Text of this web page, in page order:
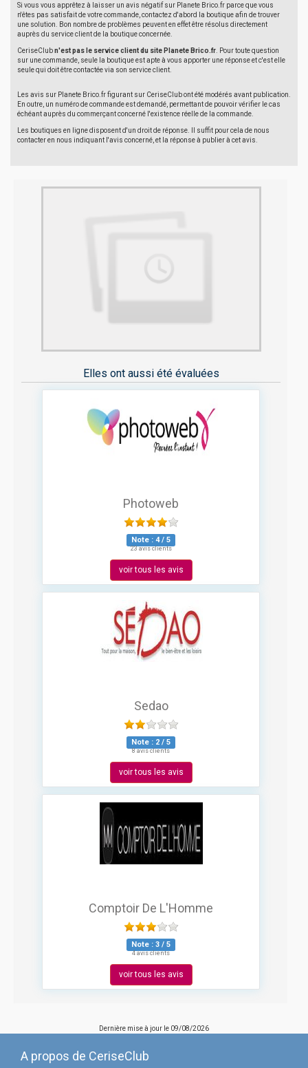
Si vous vous apprêtez à laisser un avis négatif sur Planete Brico.fr parce que vous
n'êtes pas satisfait de votre commande, contactez d'abord la boutique afin de trouver
une solution. Bon nombre de problèmes peuvent en effet être résolus directement
auprès du service client de la boutique concernée.
CeriseClubn'est pas le service client du site Planete Brico.fr . Pour toute question
sur une commande, seule la boutique est apte à vous apporter une réponse et c'est elle
seule qui doit être contactée via son service client.
Les avis sur Planete Brico.fr figurant sur CeriseClub ont été modérés avant publication.
En outre, un numéro de commande est demandé, permettant de pouvoir vérifier le cas
échéant auprès du commerçant concerné l'existence réelle de la commande.
Les boutiques en ligne disposent d'un droit de réponse. Il suffit pour cela de nous
contacter en nous indiquant l'avis concerné, et la réponse à publier à cet avis.
Elles ont aussi été évaluées
Photoweb
Note : 4/ 5
23 avis clients
voir tous les avis
Sedao
Note : 2 / 5
8 avis clients
voir tous les avis
Comptoir De L'Homme
Note : 3 / 5
4 avis clients
voir tous les avis
Dernière mise à jour le 09/08/2026
A propos de CeriseClub